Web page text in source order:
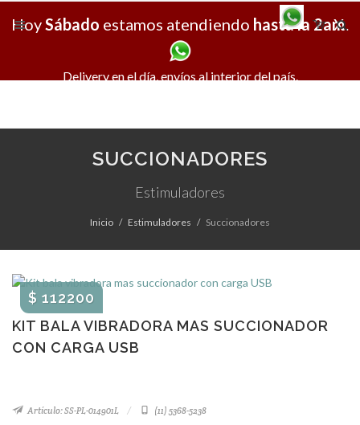
X
HoySábado estamos atendiendo hasta la 2am.
Delivery en el día, envíos al interior del país.
SUCCIONADORES
Estimuladores
Inicio Estimuladores Succionadores
KIT BALA VIBRADORA MAS SUCCIONADOR
CON CARGA USB
$ 112200
Artículo: SS-PL-014901L (11) 5368-5238